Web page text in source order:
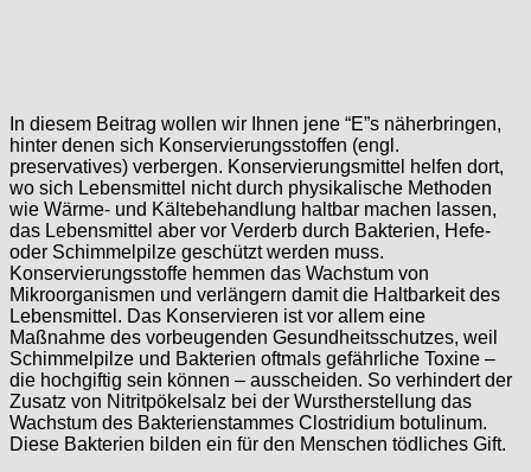
In diesem Beitrag wollen wir Ihnen jene “E”s näherbringen,
hinter denen sich Konservierungsstoffen (engl.
preservatives) verbergen. Konservierungsmittel helfen dort,
wo sich Lebensmittel nicht durch physikalische Methoden
wie Wärme- und Kältebehandlung haltbar machen lassen,
das Lebensmittel aber vor Verderb durch Bakterien, Hefe-
oder Schimmelpilze geschützt werden muss.
Konservierungsstoffe hemmen das Wachstum von
Mikroorganismen und verlängern damit die Haltbarkeit des
Lebensmittel. Das Konservieren ist vor allem eine
Maßnahme des vorbeugenden Gesundheitsschutzes, weil
Schimmelpilze und Bakterien oftmals gefährliche Toxine –
die hochgiftig sein können – ausscheiden. So verhindert der
Zusatz von Nitritpökelsalz bei der Wurstherstellung das
Wachstum des Bakterienstammes Clostridium botulinum.
Diese Bakterien bilden ein für den Menschen tödliches Gift.